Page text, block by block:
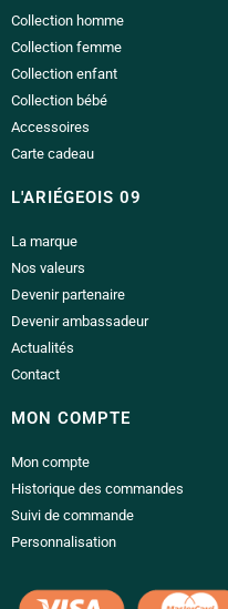
Collection homme
Collection femme
Collection enfant
Collection bébé
Accessoires
Carte cadeau
L'ARIÉGEOIS 09
La marque
Nos valeurs
Devenir partenaire
Devenir ambassadeur
Actualités
Contact
MON COMPTE
Mon compte
Historique des commandes
Suivi de commande
Personnalisation